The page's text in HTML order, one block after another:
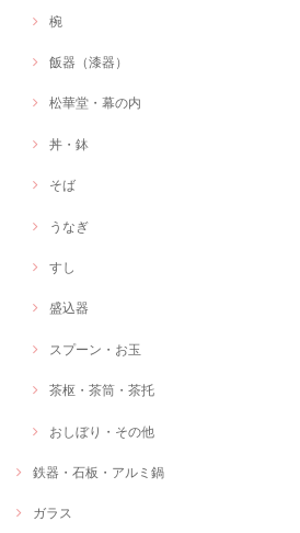
椀
飯器（漆器）
松華堂・幕の内
丼・鉢
そば
うなぎ
すし
盛込器
スプーン・お玉
茶枢・茶筒・茶托
おしぼり・その他
鉄器・石板・アルミ鍋
ガラス